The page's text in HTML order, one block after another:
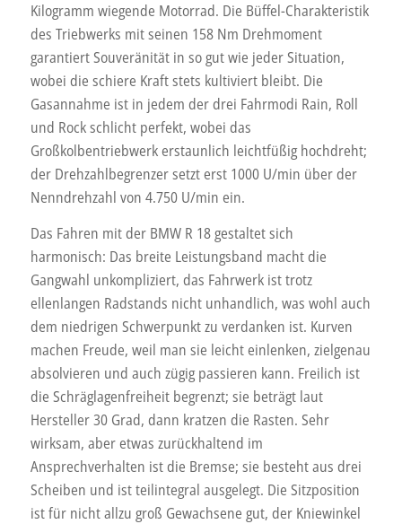
Kilogramm wiegende Motorrad. Die Büffel-Charakteristik
des Triebwerks mit seinen 158 Nm Drehmoment
garantiert Souveränität in so gut wie jeder Situation,
wobei die schiere Kraft stets kultiviert bleibt. Die
Gasannahme ist in jedem der drei Fahrmodi Rain, Roll
und Rock schlicht perfekt, wobei das
Großkolbentriebwerk erstaunlich leichtfüßig hochdreht;
der Drehzahlbegrenzer setzt erst 1000 U/min über der
Nenndrehzahl von 4.750 U/min ein.
Das Fahren mit der BMW R 18 gestaltet sich
harmonisch: Das breite Leistungsband macht die
Gangwahl unkompliziert, das Fahrwerk ist trotz
ellenlangen Radstands nicht unhandlich, was wohl auch
dem niedrigen Schwerpunkt zu verdanken ist. Kurven
machen Freude, weil man sie leicht einlenken, zielgenau
absolvieren und auch zügig passieren kann. Freilich ist
die Schräglagenfreiheit begrenzt; sie beträgt laut
Hersteller 30 Grad, dann kratzen die Rasten. Sehr
wirksam, aber etwas zurückhaltend im
Ansprechverhalten ist die Bremse; sie besteht aus drei
Scheiben und ist teilintegral ausgelegt. Die Sitzposition
ist für nicht allzu groß Gewachsene gut, der Kniewinkel